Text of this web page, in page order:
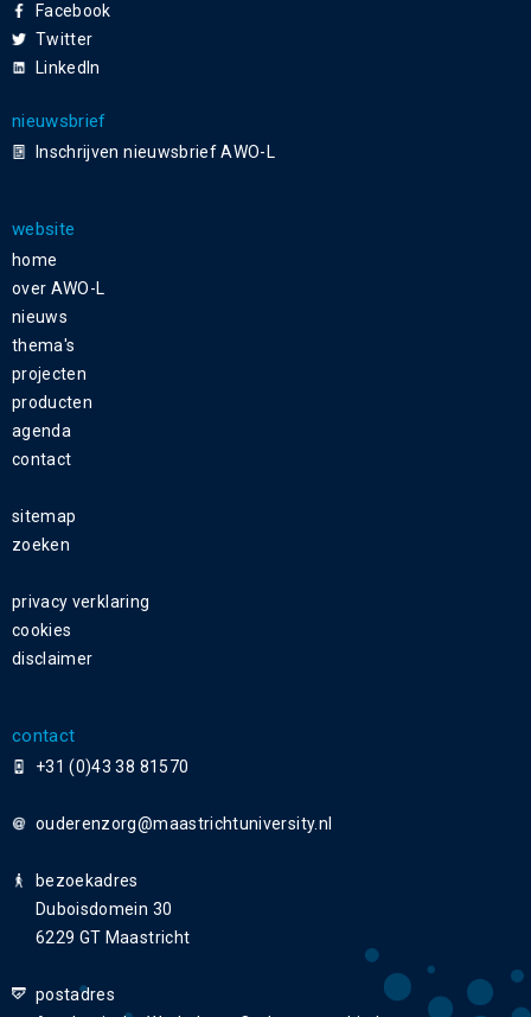
Facebook
Twitter
LinkedIn
nieuwsbrief
Inschrijven nieuwsbrief AWO-L
website
home
over AWO-L
nieuws
thema's
projecten
producten
agenda
contact
sitemap
zoeken
privacy verklaring
cookies
disclaimer
contact
+31 (0)43 38 81570
ouderenzorg
bezoekadres
Duboisdomein 30
6229 GT Maastricht
postadres